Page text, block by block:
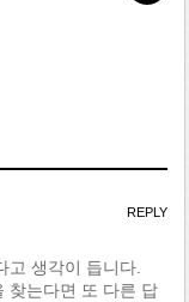
고 생각이 듭니다.
찾는다면 또 다른 답
REPLY